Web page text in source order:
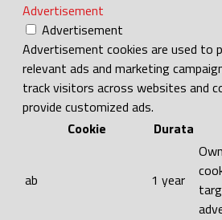
Advertisement
Advertisement
Advertisement cookies are used to
relevant ads and marketing
track visitors across websites and
provide customized ads.
Cookie
Durata
ab 1 year